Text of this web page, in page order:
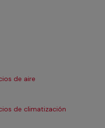
de aire
de climatización